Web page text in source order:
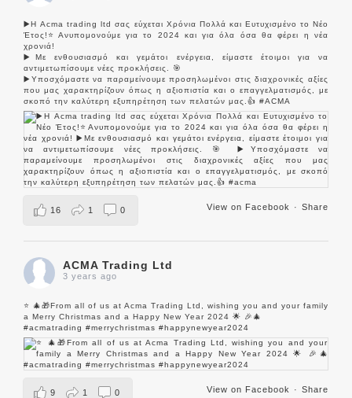
▶️Η Acma trading ltd σας εύχεται Χρόνια Πολλά και Ευτυχισμένο το Νέο
Έτος!⭐️Ανυπομονούμε για το 2024 και για όλα όσα θα φέρει η νέα
χρονιά!
▶️Με ενθουσιασμό και γεμάτοι ενέργεια, είμαστε έτοιμοι για να
αντιμετωπίσουμε νέες προκλήσεις. 🎯
▶️Υποσχόμαστε να παραμείνουμε προσηλωμένοι στις διαχρονικές αξίες
που μας χαρακτηρίζουν όπως η αξιοπιστία και o επαγγελματισμός, με
σκοπό την καλύτερη εξυπηρέτηση των πελατών μας.👍 #ACMA
View on Facebook · Share
16 1 0
ACMA Trading Ltd
3 years ago
⭐️ 🎄🎁From all of us at Acma Trading Ltd, wishing you and your family
a Merry Christmas and a Happy New Year 2024 🌟 🎉🎄
#acmatrading #merrychristmas #happynewyear2024
View on Facebook · Share
9 1 0